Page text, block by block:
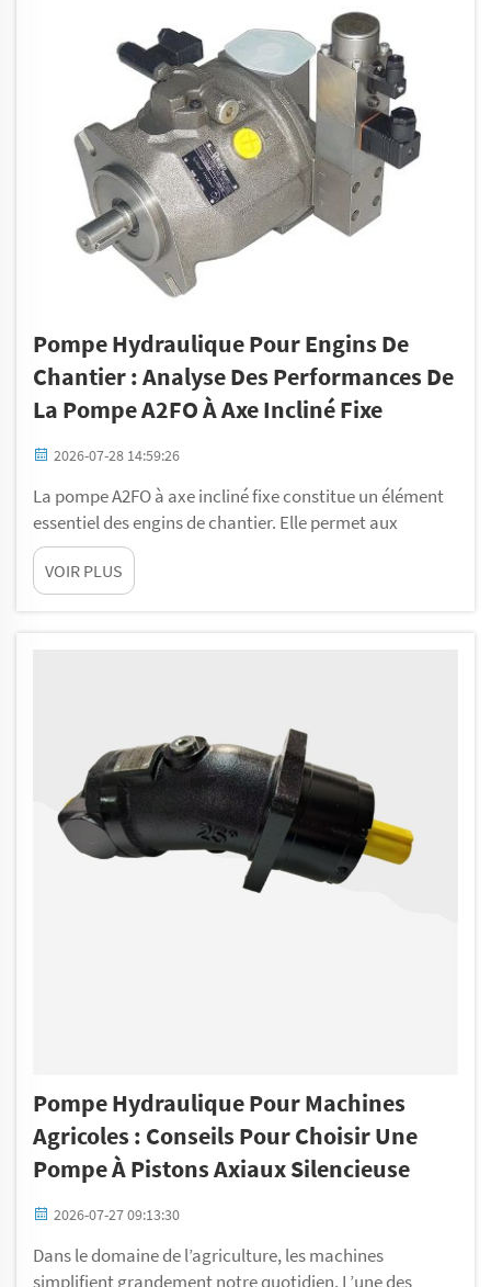
Pompe Hydraulique Pour Engins De
Chantier : Analyse Des Performances De
La Pompe A2FO À Axe Incliné Fixe
2026-07-28 14:59:26
La pompe A2FO à axe incliné fixe constitue un élément
essentiel des engins de chantier. Elle permet aux
machines telles que les excavatrices, les bulldozers et
les grues de fonctionner en douceur et d’accomplir
efficacement leurs tâches. La pompe A2FO est réputée
VOIR PLUS
Pompe Hydraulique Pour Machines
Agricoles : Conseils Pour Choisir Une
Pompe À Pistons Axiaux Silencieuse
2026-07-27 09:13:30
Dans le domaine de l’agriculture, les machines
simplifient grandement notre quotidien. L’une des